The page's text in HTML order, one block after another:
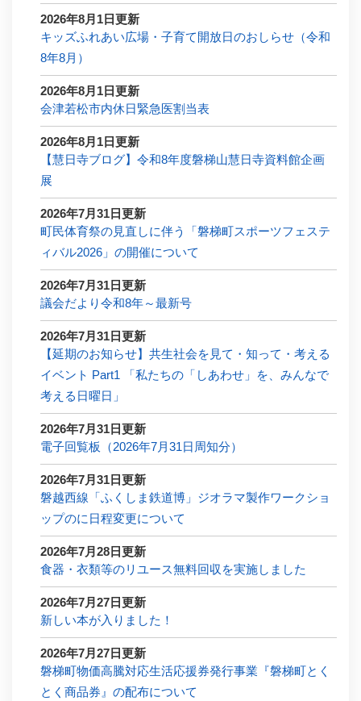
2026年8月1日更新
キッズふれあい広場・子育て開放日のおしらせ（令和
8年8月）
2026年8月1日更新
会津若松市内休日緊急医割当表
2026年8月1日更新
【慧日寺ブログ】令和8年度磐梯山慧日寺資料館企画
展
2026年7月31日更新
町民体育祭の見直しに伴う「磐梯町スポーツフェステ
ィバル2026」の開催について
2026年7月31日更新
議会だより令和8年～最新号
2026年7月31日更新
【延期のお知らせ】共生社会を見て・知って・考える
イベント Part1 「私たちの「しあわせ」を、みんなで
考える日曜日」
2026年7月31日更新
電子回覧板（2026年7月31日周知分）
2026年7月31日更新
磐越西線「ふくしま鉄道博」ジオラマ製作ワークショ
ップのに日程変更について
2026年7月28日更新
食器・衣類等のリユース無料回収を実施しました
2026年7月27日更新
新しい本が入りました！
2026年7月27日更新
磐梯町物価高騰対応生活応援券発行事業『磐梯町とく
とく商品券』の配布について